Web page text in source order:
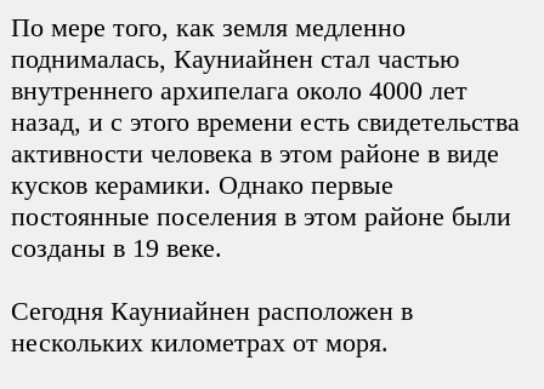
По мере того, как земля медленно
поднималась, Кауниайнен стал частью
внутреннего архипелага около 4000 лет
назад, и с этого времени есть свидетельства
активности человека в этом районе в виде
кусков керамики. Однако первые
постоянные поселения в этом районе были
созданы в 19 веке.
Сегодня Кауниайнен расположен в
нескольких километрах от моря.